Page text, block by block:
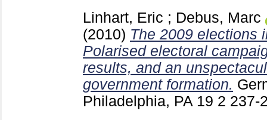
Linhart, Eric ; Debus, Marc
(2010) The 2009 elections
Polarised electoral
results, and an
government formation.
Philadelphia, PA 19 2 237-